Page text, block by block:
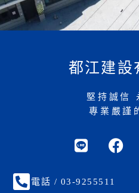
都江建設
堅持誠信
專業嚴謹
電話 / 03-9255511